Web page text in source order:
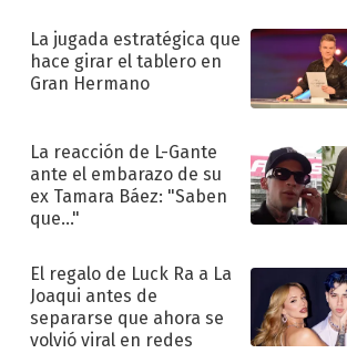
La jugada estratégica que
hace girar el tablero en
Gran Hermano
La reacción de L-Gante
ante el embarazo de su
ex Tamara Báez: "Saben
que..."
El regalo de Luck Ra a La
Joaqui antes de
separarse que ahora se
volvió viral en redes